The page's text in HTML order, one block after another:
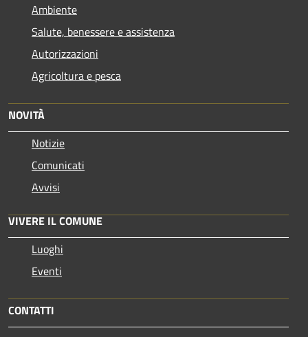
Ambiente
Salute, benessere e assistenza
Autorizzazioni
Agricoltura e pesca
NOVITÀ
Notizie
Comunicati
Avvisi
VIVERE IL COMUNE
Luoghi
Eventi
CONTATTI